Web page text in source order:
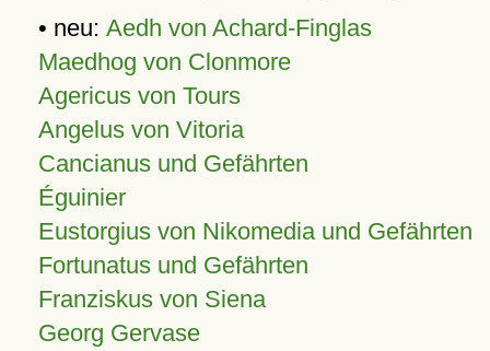
• neu: Aedh von Achard-Finglas
Maedhog von Clonmore
Agericus von Tours
Angelus von Vitoria
Cancianus und Gefährten
Éguinier
Eustorgius von Nikomedia und Gefährten
Fortunatus und Gefährten
Franziskus von Siena
Georg Gervase